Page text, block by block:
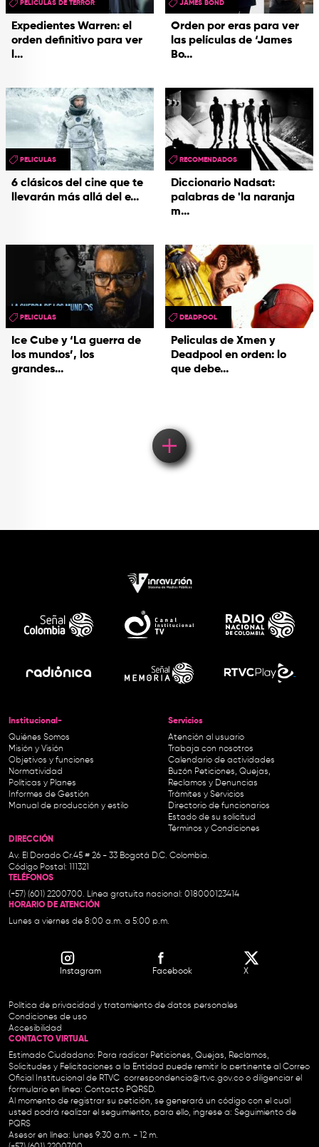
Expedientes Warren: el
orden definitivo para ver
l...
PELÍCULAS DE TERROR
Orden por eras para ver
las películas de ‘James
Bo...
JAMES BOND
6 clásicos del cine que te
llevarán más allá del e...
PELICULAS
Diccionario Nadsat:
palabras de 'la naranja
m...
RECOMENDADOS
Ice Cube y ‘La guerra de
los mundos’, los
grandes...
PELICULAS
Peliculas de Xmen y
Deadpool en orden: lo
que debe...
DEADPOOL
Load More
Institucional-
Quiénes Somos
Misión y Visión
Objetivos y funciones
Normatividad
Políticas y Planes
Informes de Gestión
Manual de producción y estilo
Servicios
Atención al usuario
Trabaja con nosotros
Calendario de actividades
Buzón Peticiones, Quejas,
Reclamos y Denuncias
Trámites y Servicios
Directorio de funcionarios
Estado de su solicitud
Términos y Condiciones
DIRECCIÓN
Av. El Dorado Cr.45 # 26 - 33 Bogotá D.C. Colombia.
Código Postal: 111321
TELÉFONOS
(+57) (601) 2200700. Línea gratuita nacional: 018000123414
HORARIO DE ATENCIÓN
Lunes a viernes de 8:00 a.m. a 5:00 p.m.
Instagram Facebook X
Política de privacidad y tratamiento de datos personales
Condiciones de uso
Accesibilidad
CONTACTO VIRTUAL
Estimado Ciudadano: Para radicar Peticiones, Quejas, Reclamos,
Solicitudes y Felicitaciones a la Entidad puede remitir lo pertinente al Correo
Oficial Institucional de RTVC correspondencia@rtvc.gov.co o diligenciar el
formulario en línea: Contacto PQRSD.
Al momento de registrar su petición, se generará un código con el cual
usted podrá realizar el seguimiento, para ello, ingrese a: Seguimiento de
PQRS
Asesor en línea: lunes 9:30 a.m. - 12 m.